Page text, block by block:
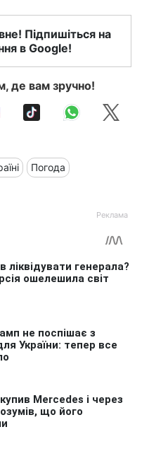
Підпишіться на
в Google!
де вам зручно!
Погода